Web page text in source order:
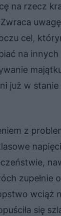
na rzecz
cel,
na
już w
z
zupełnie
wciąż
się